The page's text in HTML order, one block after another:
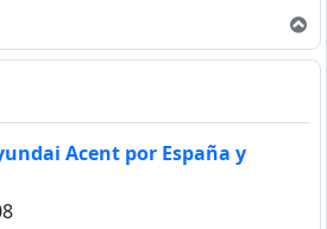
Acent por España y